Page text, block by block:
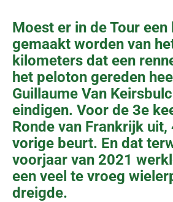
Moest er in de Tour
gemaakt worden van
kilometers dat een
het peloton gereden
Guillaume Van
eindigen. Voor de 3e
Ronde van Frankrijk uit,
vorige beurt. En dat
voorjaar van 2021
een veel te vroeg
dreigde.